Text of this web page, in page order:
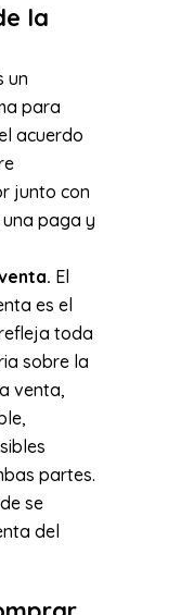
la
un
para
acuerdo
junto con
paga y
El
es el
toda
sobre la
venta,
partes.
se
del